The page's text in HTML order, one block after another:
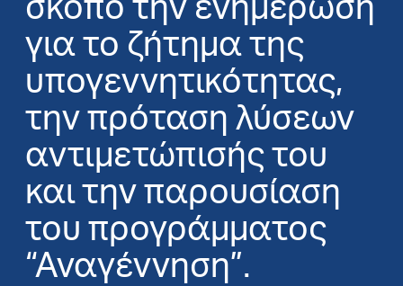
για το ζήτημα της
υπογεννητικότητας,
την πρόταση λύσεων
αντιμετώπισής του
και την παρουσίαση
του προγράμματος
“Αναγέννηση”.